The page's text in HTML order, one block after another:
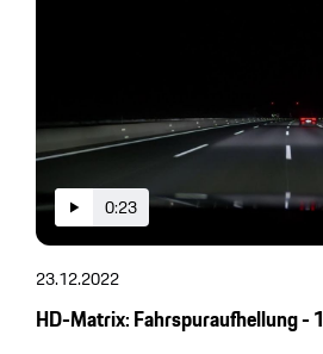
0:23
23.12.2022
HD-Matrix: Fahrspuraufhellung - 1